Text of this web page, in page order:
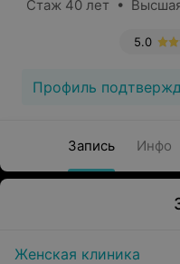
Стаж 40 лет • Высшая
5.0
Профиль
Запись Инфо
Женская клиника